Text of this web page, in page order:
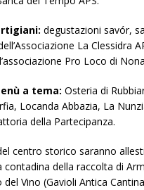
degustazioni savór,
La Clessidra
Pro Loco di
a tema: Osteria di
Locanda Abbazia, La
della Partecipanza.
centro storico saranno
contadina della raccolta di
Vino (Gavioli Antica